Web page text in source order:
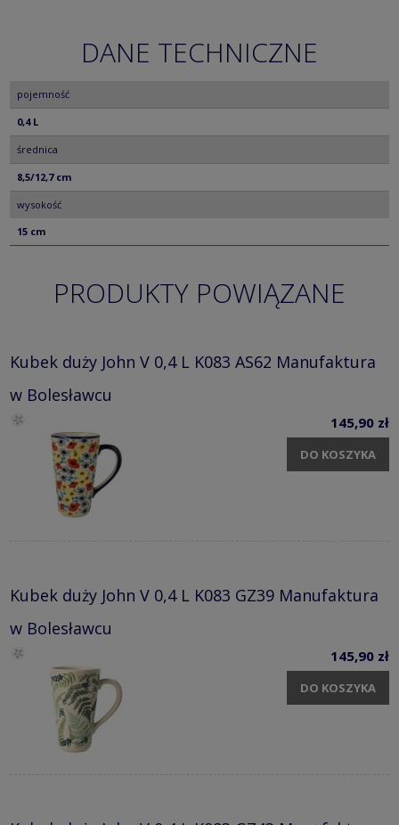
DANE TECHNICZNE
pojemność
0,4 L
średnica
8,5/12,7 cm
wysokość
15 cm
PRODUKTY POWIĄZANE
Kubek duży John V 0,4 L K083 AS62 Manufaktura
w Bolesławcu
145,90 zł
DO KOSZYKA
Kubek duży John V 0,4 L K083 GZ39 Manufaktura
w Bolesławcu
145,90 zł
DO KOSZYKA